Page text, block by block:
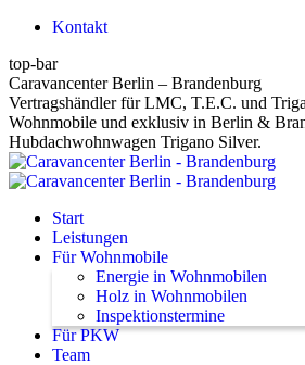
Zum
springen
Kontakt
top-bar
Caravancenter Berlin – Brandenburg
Vertragshändler für LMC, T.E.C. und
Wohnmobile und exklusiv in Berlin &
Hubdachwohnwagen Trigano Silver.
Start
Leistungen
Für Wohnmobile
Energie in Wohnmobilen
Holz in Wohnmobilen
Inspektionstermine
Für PKW
Team